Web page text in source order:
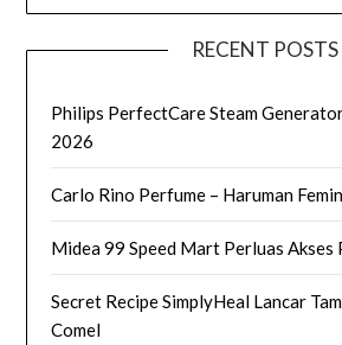
RECENT POSTS
Philips PerfectCare Steam
2026
Carlo Rino Perfume – Haruman
Midea 99 Speed Mart Perluas Akses
Secret Recipe SimplyHeal Lancar
Comel